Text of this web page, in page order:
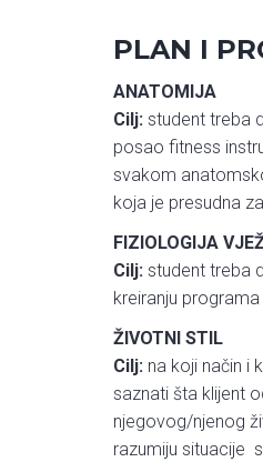
PLAN I
ANATOMIJA
Cilj: student treba
posao fitness
svakom
koja je presudna
FIZIOLOGIJA
Cilj: student treba
kreiranju
ŽIVOTNI STIL
Cilj: na koji način i
saznati šta klijent
njegovog/njenog
razumiju situacije